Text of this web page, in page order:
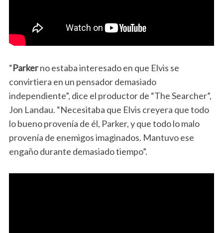
“Parkerno estaba interesado en que Elvis se
convirtiera en un pensador demasiado
independiente”, dice el productor de “The Searcher”,
Jon Landau. “Necesitaba que Elvis creyera que todo
lo bueno provenía de él, Parker, y que todo lo malo
provenía de enemigos imaginados. Mantuvo ese
engaño durante demasiado tiempo”.